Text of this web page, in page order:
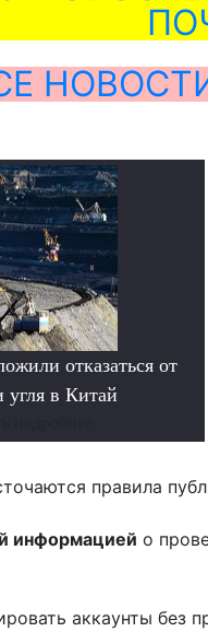
отказаться от
угля в Китай
правила
информацией о
аккаунты без